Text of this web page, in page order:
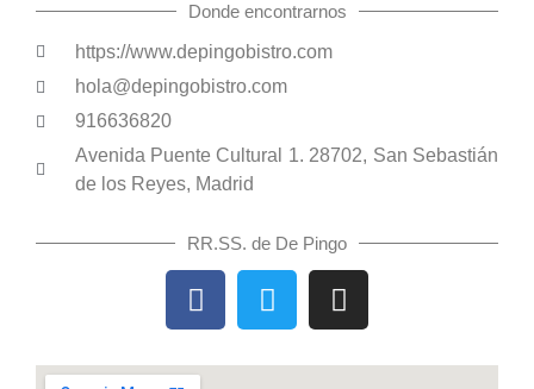
Donde encontrarnos
https://www.depingobistro.com
hola@depingobistro.com
916636820
Avenida Puente Cultural 1. 28702, San Sebastián
de los Reyes, Madrid
RR.SS. de De Pingo